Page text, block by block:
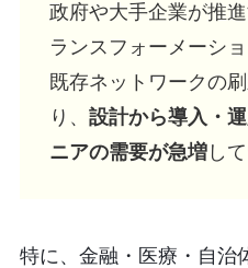
政府や大手企業が推
ランスフォーメーシ
既存ネットワークの
り、 設計から導入・
ニアの需要が急増して
特に、金融・医療・自治